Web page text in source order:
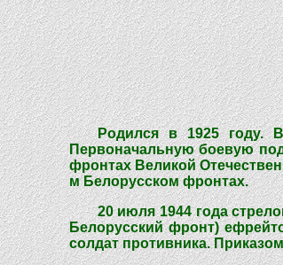
Родился в 1925 году.
Первоначальную боевую
фронтах Великой
м Белорусском фронтах.
20 июля 1944 года
Белорусский фронт)
солдат противника.